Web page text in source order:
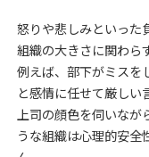
怒りや悲しみといった
組織の大きさに関わら
例えば、部下がミスを
と感情に任せて厳しい
上司の顔色を伺いなが
うな組織は心理的安全